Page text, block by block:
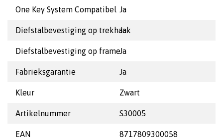
One Key System Compatibel Ja
Diefstalbevestiging op trekhaak
Ja
Diefstalbevestiging op frameJa
Fabrieksgarantie Ja
Kleur Zwart
Artikelnummer S30005
EAN 8717809300058